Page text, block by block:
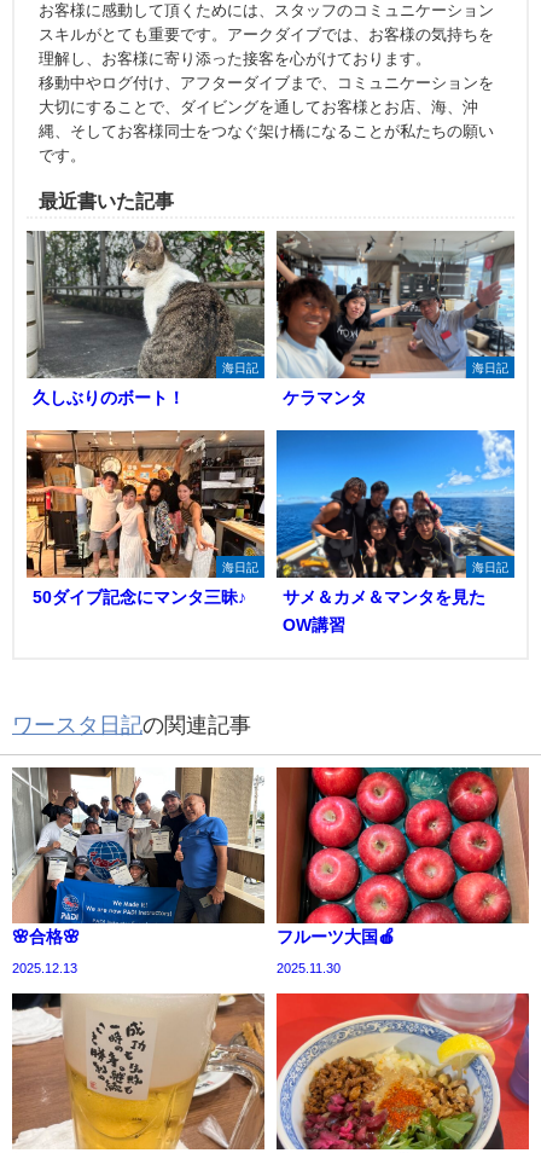
お客様に感動して頂くためには、スタッフのコミュニケーション
スキルがとても重要です。アークダイブでは、お客様の気持ちを
理解し、お客様に寄り添った接客を心がけております。
移動中やログ付け、アフターダイブまで、コミュニケーションを
大切にすることで、ダイビングを通してお客様とお店、海、沖
縄、そしてお客様同士をつなぐ架け橋になることが私たちの願い
です。
最近書いた記事
海日記
久しぶりのボート！
海日記
ケラマンタ
海日記
50ダイブ記念にマンタ三昧♪
海日記
サメ＆カメ＆マンタを見た
OW講習
ワースタ日記の関連記事
🌸合格🌸
2025.12.13
フルーツ大国🍎
2025.11.30